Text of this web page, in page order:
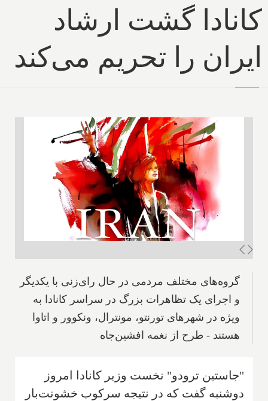
کانادا گشت ارشاد
ایران را تحریم می‌کند
گروه‌های مختلف مردمی در حال رای‌زنی با یکدیگر
و اجرای یک تظاهرات بزرگ در سراسر کانادا به
ویژه در شهرهای تورنتو، مونترال، ونکوور و اتاوا
هستند - طرح از نغمه افشین‌جاه
"جاستین ترودو" نخست وزیر کانادا امروز
دوشنبه گفت که در نتیجه سرکوب خشونت‌بار